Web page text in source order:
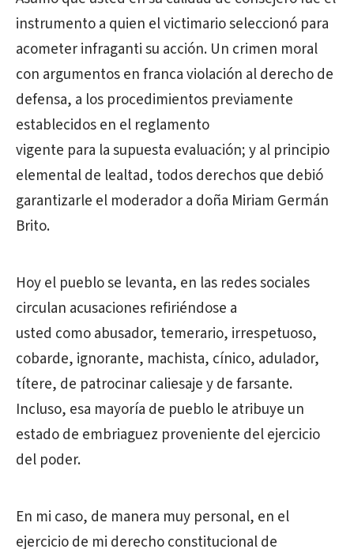
instrumento a quien el victimario seleccionó para
acometer infraganti su acción. Un crimen moral
con argumentos en franca violación al derecho de
defensa, a los procedimientos previamente
establecidos en el reglamento
vigente para la supuesta evaluación; y al principio
elemental de lealtad, todos derechos que debió
garantizarle el moderador a doña Miriam Germán
Brito.
Hoy el pueblo se levanta, en las redes sociales
circulan acusaciones refiriéndose a
usted como abusador, temerario, irrespetuoso,
cobarde, ignorante, machista, cínico, adulador,
títere, de patrocinar caliesaje y de farsante.
Incluso, esa mayoría de pueblo le atribuye un
estado de embriaguez proveniente del ejercicio
del poder.
En mi caso, de manera muy personal, en el
ejercicio de mi derecho constitucional de